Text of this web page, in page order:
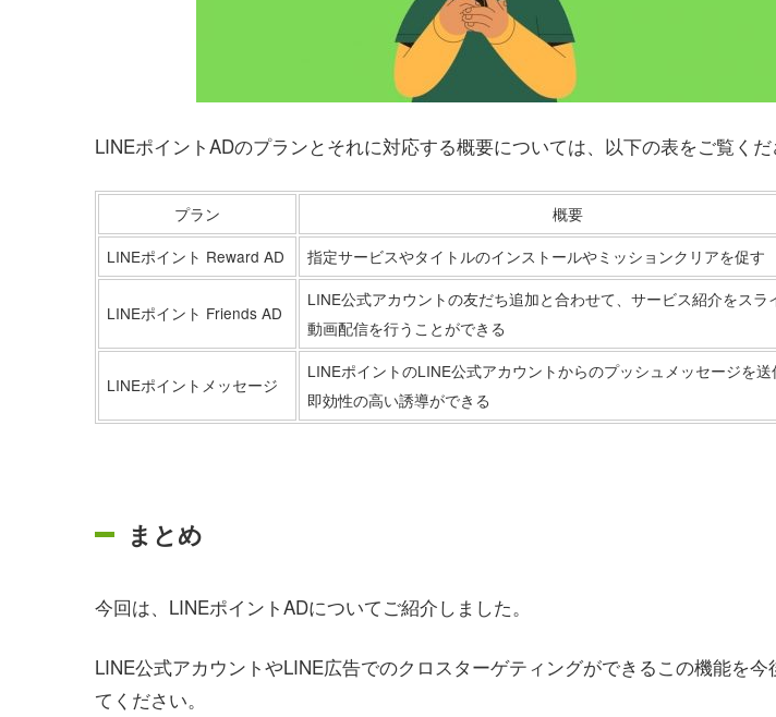
LINEポイントADのプランとそれに対応する概要については、以下の表をご覧くだ
プラン
概要
LINEポイント Reward AD
指定サービスやタイトルのインストールやミッションクリアを促す
LINEポイント Friends AD
LINE公式アカウントの友だち追加と合わせて、サービス紹介をスラ
動画配信を行うことができる
LINEポイントメッセージ
LINEポイントのLINE公式アカウントからのプッシュメッセージを送
即効性の高い誘導ができる
まとめ
今回は、LINEポイントADについてご紹介しました。
LINE公式アカウントやLINE広告でのクロスターゲティングができるこの機能を
てください。